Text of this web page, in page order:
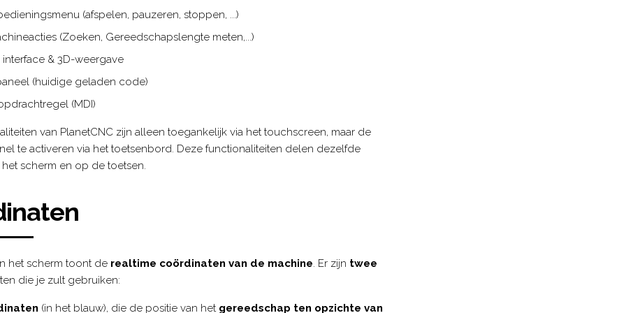
(afspelen, pauzeren, stoppen, ...)
(Zoeken, Gereedschapslengte meten,...)
interface & 3D-weergave
(huidige geladen code)
(MDI)
van PlanetCNC zijn alleen toegankelijk via het touchscreen, maar de
te activeren via het toetsenbord. Deze functionaliteiten delen dezelfde
scherm en op de toetsen.
het scherm toont de realtime coördinaten van de machine. Er zijn twee
die je zult gebruiken:
(in het blauw), die de positie van het gereedschap ten opzichte van